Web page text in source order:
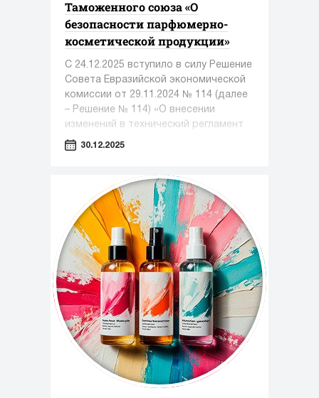
Таможенного союза «О
безопасности парфюмерно-
косметической продукции»
С 24.12.2025 вступило в силу Решение
Совета Евразийской экономической
комиссии от 29.11.2024 № 114 (далее
– Решение № 114) «О внесении
изменений в технический регламент
Таможенного союза «О безопасности
30.12.2025